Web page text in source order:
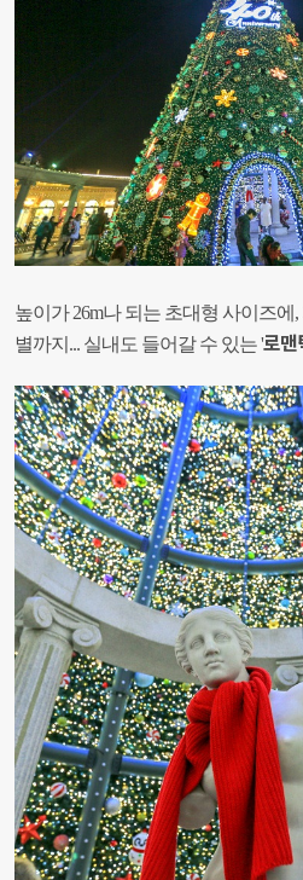
높이가 26m나 되는 초대형 사이즈에
별까지... 실내도 들어갈 수 있는 '로맨